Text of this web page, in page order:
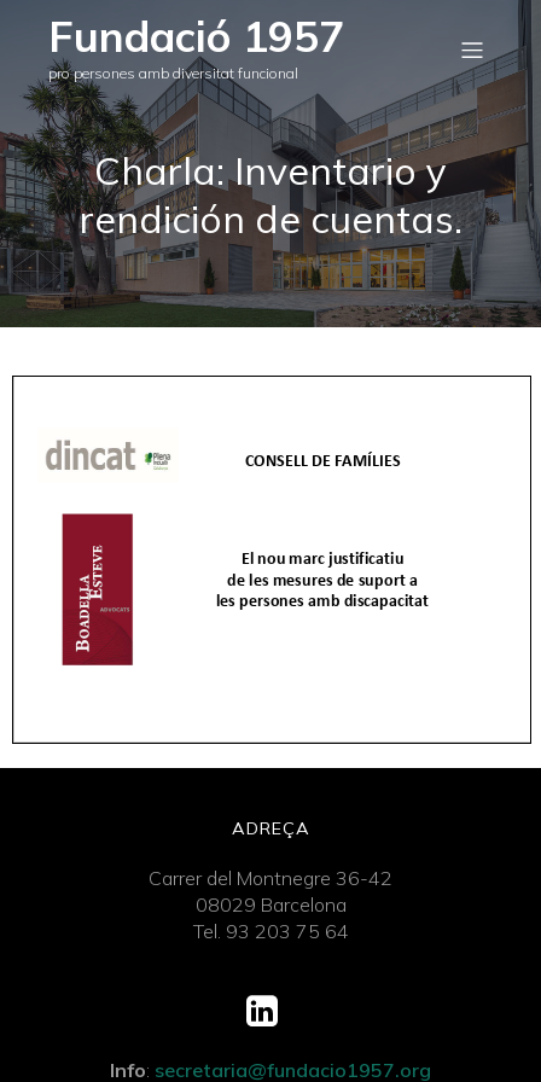
Fundació 1957
pro persones amb diversitat funcional
Charla: Inventario y
rendición de cuentas.
ADREÇA
Carrer del Montnegre 36-42
08029 Barcelona
Tel. 93 203 75 64
Info: secretaria@fundacio1957.org